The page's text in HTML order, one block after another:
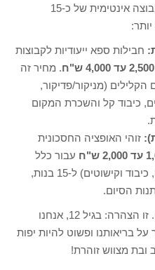
כאשר חוגגים אירוע "בת מצווש" לקבוצה אינטימית של כ-15
חבילות ספא ייעודיות לקבוצות
2,500 עד 4,000 ש"ח
. מחיר זה
(מניקור/פדיקור,
כיבוד קל והשכרת המקום
זוהי האופציה החסכונית
ש"ח
עבור כלל
המרכיבים (מוצרי גלם, לקים, כיבוד וקישוטים) ל-15 בנות,
הסיום.
חגיגת ספא היא לא רק בילוי יוקרתי. זו הצהרה: בגיל 12, אנחנו
בריאותנו ופשוט להיות יפות
ובת מצווש זוהרת!